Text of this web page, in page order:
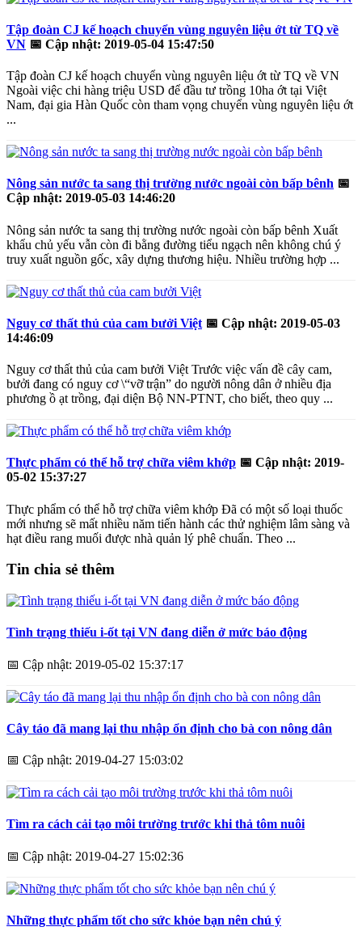
Tập đoàn CJ kế hoạch chuyển vùng nguyên liệu ớt từ TQ về
VN 📅 Cập nhật: 2019-05-04 15:47:50
Tập đoàn CJ kế hoạch chuyển vùng nguyên liệu ớt từ TQ về VN
Ngoài việc chi hàng triệu USD để đầu tư trồng 10ha ớt tại Việt
Nam, đại gia Hàn Quốc còn tham vọng chuyển vùng nguyên liệu ớt
...
Nông sản nước ta sang thị trường nước ngoài còn bấp bênh 📅
Cập nhật: 2019-05-03 14:46:20
Nông sản nước ta sang thị trường nước ngoài còn bấp bênh Xuất
khẩu chủ yếu vẫn còn đi bằng đường tiểu ngạch nên không chú ý
truy xuất nguồn gốc, xây dựng thương hiệu. Nhiều trường hợp ...
Nguy cơ thất thủ của cam bưởi Việt 📅 Cập nhật: 2019-05-03
14:46:09
Nguy cơ thất thủ của cam bưởi Việt Trước việc vấn đề cây cam,
bưởi đang có nguy cơ \“vỡ trận” do người nông dân ở nhiều địa
phương ồ ạt trồng, đại diện Bộ NN-PTNT, cho biết, theo quy ...
Thực phẩm có thể hỗ trợ chữa viêm khớp 📅 Cập nhật: 2019-
05-02 15:37:27
Thực phẩm có thể hỗ trợ chữa viêm khớp Đã có một số loại thuốc
mới nhưng sẽ mất nhiều năm tiến hành các thử nghiệm lâm sàng và
hạt điều rang muối được nhà quản lý phê chuẩn. Theo ...
Tin chia sẻ thêm
Tình trạng thiếu i-ốt tại VN đang diễn ở mức báo động
📅 Cập nhật: 2019-05-02 15:37:17
Cây táo đã mang lại thu nhập ổn định cho bà con nông dân
📅 Cập nhật: 2019-04-27 15:03:02
Tìm ra cách cải tạo môi trường trước khi thả tôm nuôi
📅 Cập nhật: 2019-04-27 15:02:36
Những thực phẩm tốt cho sức khỏe bạn nên chú ý